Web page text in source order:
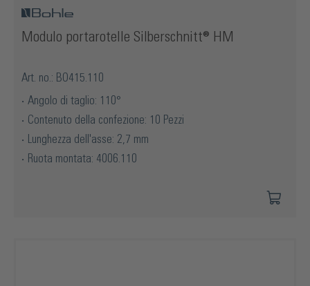
Modulo portarotelle Silberschnitt® HM
Art. no.: BO415.110
Angolo di taglio: 110°
Contenuto della confezione: 10 Pezzi
Lunghezza dell'asse: 2,7 mm
Ruota montata: 4006.110